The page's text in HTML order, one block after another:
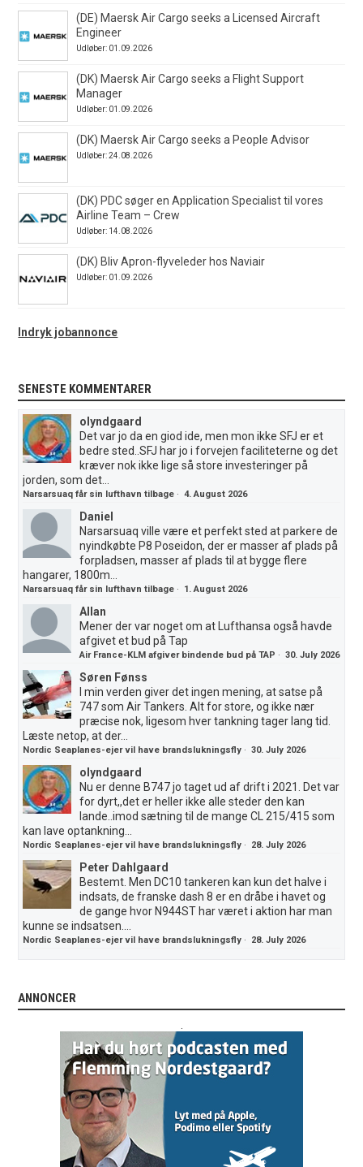
(DE) Maersk Air Cargo seeks a Licensed Aircraft
Engineer
Udløber: 01.09.2026
(DK) Maersk Air Cargo seeks a Flight Support
Manager
Udløber: 01.09.2026
(DK) Maersk Air Cargo seeks a People Advisor
Udløber: 24.08.2026
(DK) PDC søger en Application Specialist til vores
Airline Team – Crew
Udløber: 14.08.2026
(DK) Bliv Apron-flyveleder hos Naviair
Udløber: 01.09.2026
Indryk jobannonce
SENESTE KOMMENTARER
olyndgaard
Det var jo da en giod ide, men mon ikke SFJ er et
bedre sted..SFJ har jo i forvejen faciliteterne og det
kræver nok ikke lige så store investeringer på
jorden, som det...
Narsarsuaq får sin lufthavn tilbage ·4. August 2026
Daniel
Narsarsuaq ville være et perfekt sted at parkere de
nyindkøbte P8 Poseidon, der er masser af plads på
forpladsen, masser af plads til at bygge flere
hangarer, 1800m...
Narsarsuaq får sin lufthavn tilbage · 1. August 2026
Allan
Mener der var noget om at Lufthansa også havde
afgivet et bud på Tap
Air France-KLM afgiver bindende bud på TAP ·30. July 2026
Søren Fønss
I min verden giver det ingen mening, at satse på
747 som Air Tankers. Alt for store, og ikke nær
præcise nok, ligesom hver tankning tager lang tid.
Læste netop, at der...
Nordic Seaplanes-ejer vil have brandslukningsfly ·30. July 2026
olyndgaard
Nu er denne B747 jo taget ud af drift i 2021. Det var
for dyrt,,det er heller ikke alle steder den kan
lande..imod sætning til de mange CL 215/415 som
kan lave optankning...
Nordic Seaplanes-ejer vil have brandslukningsfly · 28. July 2026
Peter Dahlgaard
Bestemt. Men DC10 tankeren kan kun det halve i
indsats, de franske dash 8 er en dråbe i havet og
de gange hvor N944ST har været i aktion har man
kunne se indsatsen....
Nordic Seaplanes-ejer vil have brandslukningsfly · 28. July 2026
ANNONCER
.